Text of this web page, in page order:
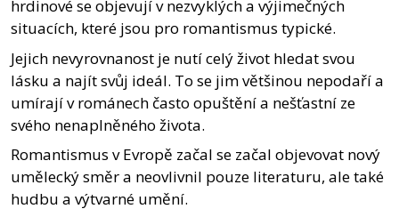
hrdinové se objevují v nezvyklých a výjimečných
situacích, které jsou pro romantismus typické.
Jejich nevyrovnanost je nutí celý život hledat svou
lásku a najít svůj ideál. To se jim většinou nepodaří a
umírají v románech často opuštění a nešťastní ze
svého nenaplněného života.
Romantismus v Evropě začal se začal objevovat nový
umělecký směr a neovlivnil pouze literaturu, ale také
hudbu a výtvarné umění.